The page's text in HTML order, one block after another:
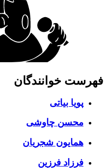
خوانندگان
پویا بیاتی
محسن چاوشی
همایون شجریان
فرزاد فرزین